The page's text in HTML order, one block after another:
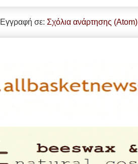
Εγγραφή σε: Σχόλια ανάρτησης (Atom)